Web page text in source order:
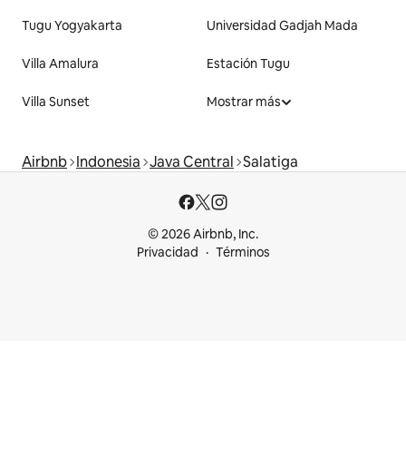
Tugu Yogyakarta Universidad Gadjah Mada
Villa Amalura Estación Tugu
Villa Sunset Mostrar más
Airbnb Indonesia Java Central Salatiga
© 2026 Airbnb, Inc.
Privacidad
Términos